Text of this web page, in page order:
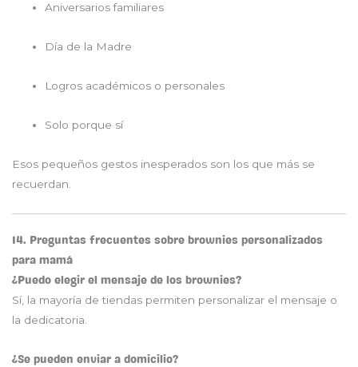
Aniversarios familiares
Día de la Madre
Logros académicos o personales
Solo porque sí
Esos pequeños gestos inesperados son los que más se
recuerdan.
14. Preguntas frecuentes sobre brownies personalizados
para mamá
¿Puedo elegir el mensaje de los brownies?
Sí, la mayoría de tiendas permiten personalizar el mensaje o
la dedicatoria.
¿Se pueden enviar a domicilio?